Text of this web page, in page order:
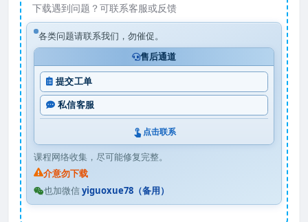
下载遇到问题？可联系客服或反馈
各类问题请联系我们，勿催促。
售后通道
提交工单
私信客服
点击联系
课程网络收集，尽可能修复完整。
介意勿下载
也加微信yiguoxue78（备用）